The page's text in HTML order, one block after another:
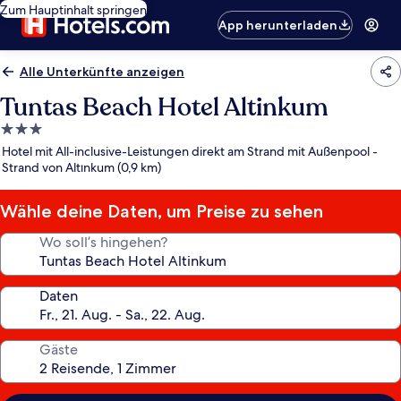
Zum Hauptinhalt springen
App herunterladen
Alle Unterkünfte anzeigen
Tuntas Beach Hotel Altinkum
3.0-
Sterne-
Unterkunft
Hotel mit All-inclusive-Leistungen direkt am Strand mit Außenpool -
Strand von Altınkum (0,9 km)
Wähle deine Daten, um Preise zu sehen
Wo soll’s hingehen?
Daten
Gäste